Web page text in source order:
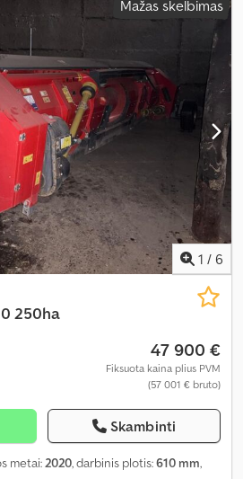
Mažas skelbimas
1 / 6
250ha
47 900 €
Fiksuota kaina plius PVM
(57 001 € bruto)
Skambinti
metai:2020, darbinis plotis:610 mm,